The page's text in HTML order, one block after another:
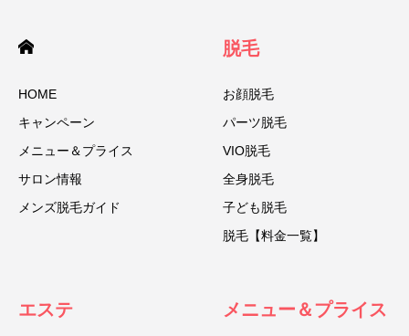
HOME
キャンペーン
メニュー＆プライス
サロン情報
メンズ脱毛ガイド
脱毛
お顔脱毛
パーツ脱毛
VIO脱毛
全身脱毛
子ども脱毛
脱毛【料金一覧】
エステ メニュー＆プライス